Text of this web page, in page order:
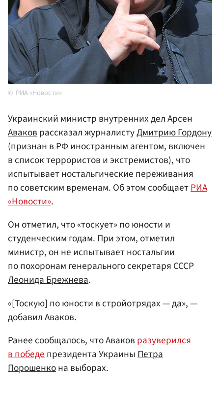
РИА «Новости»
Украинский министр внутренних дел Арсен
Аваковрассказал журналистуДмитрию Гордону
(признан в РФ иностранным агентом, включен
в список террористов и экстремистов), что
испытывает ностальгические переживания
по советским временам. Об этом сообщаетРИА
«Новости».
Он отметил, что «тоскует» по юности и
студенческим годам. При этом, отметил
министр, он не испытывает ностальгии
по похоронам генерального секретаря СССР
Леонида Брежнева.
«[Тоскую] по юности в стройотрядах — да», —
добавил Аваков.
Ранее сообщалось, что Аваков разуверился
в победепрезидента УкраиныПетра
Порошенкона выборах.